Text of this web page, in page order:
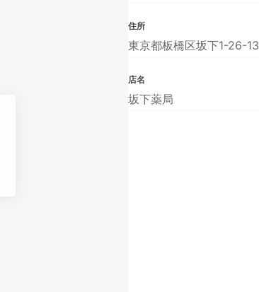
住所
東京都板橋区坂下1-26-13
店名
坂下薬局